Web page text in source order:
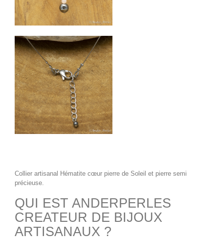
Collier artisanal Hématite cœur pierre de Soleil et pierre semi
précieuse.
QUI EST ANDERPERLES
CREATEUR DE BIJOUX
ARTISANAUX ?